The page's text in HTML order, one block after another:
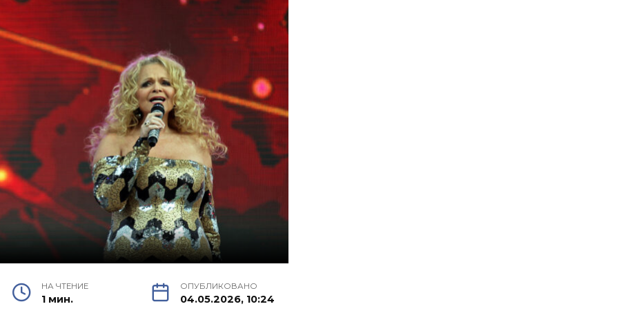
НА ЧТЕНИЕ
1 мин.
ОПУБЛИКОВАНО
04.05.2026, 10:24